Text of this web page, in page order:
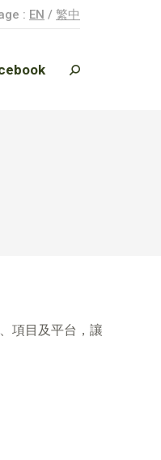
: EN / 繁中
Search:
項目及平台，讓